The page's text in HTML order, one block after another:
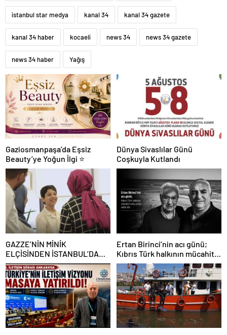
istanbul star medya kanal 34 kanal 34 gazete
kanal 34 haber kocaeli news 34 news 34 gazete
news 34 haber Yağış
Gaziosmanpaşa’da Eşsiz
Beauty’ye Yoğun İlgi ⭐
Dünya Sivaslılar Günü
Coşkuyla Kutlandı
GAZZE’NİN MİNİK
ELÇİSİNDEN İSTANBUL’DA
DUYGUSAL MESAJ: “BURASI
BENİM İKİNCİ EVİM”
Ertan Birinci’nin acı günü;
Kıbrıs Türk halkının mücahit
ruhlu çınarı vefat etti